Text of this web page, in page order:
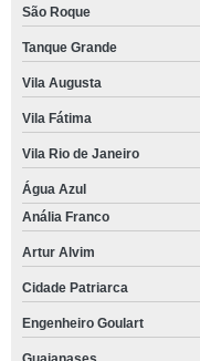
São Roque
Tanque Grande
Vila Augusta
Vila Fátima
Vila Rio de Janeiro
Água Azul
Anália Franco
Artur Alvim
Cidade Patriarca
Engenheiro Goulart